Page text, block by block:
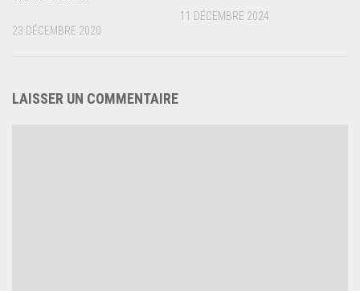
23 DÉCEMBRE 2020
11 DÉCEMBRE 2024
LAISSER UN COMMENTAIRE